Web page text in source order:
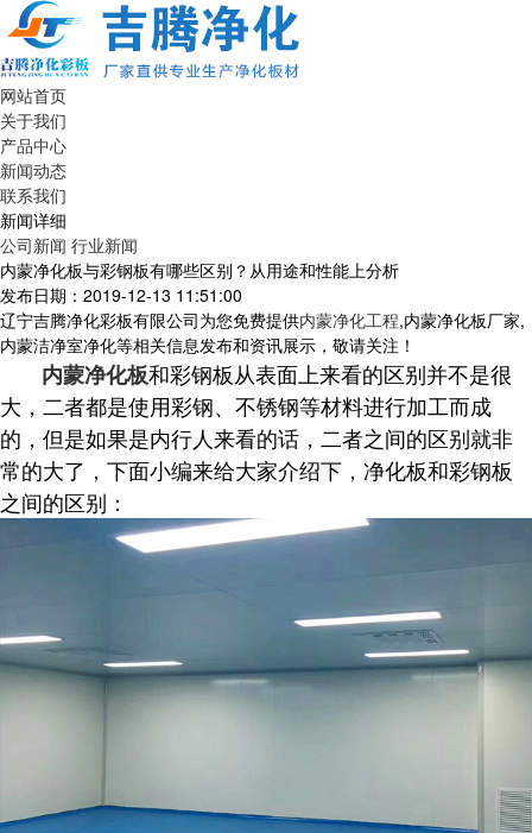
网站首页
关于我们
产品中心
新闻动态
联系我们
新闻详细
公司新闻 行业新闻
内蒙净化板与彩钢板有哪些区别？从用途和性能上分析
发布日期：2019-12-13 11:51:00
辽宁吉腾净化彩板有限公司为您免费提供内蒙净化工程,内蒙净化板厂家,
内蒙洁净室净化等相关信息发布和资讯展示，敬请关注！
内蒙净化板和彩钢板从表面上来看的区别并不是很
大，二者都是使用彩钢、不锈钢等材料进行加工而成
的，但是如果是内行人来看的话，二者之间的区别就非
常的大了，下面小编来给大家介绍下，净化板和彩钢板
之间的区别：